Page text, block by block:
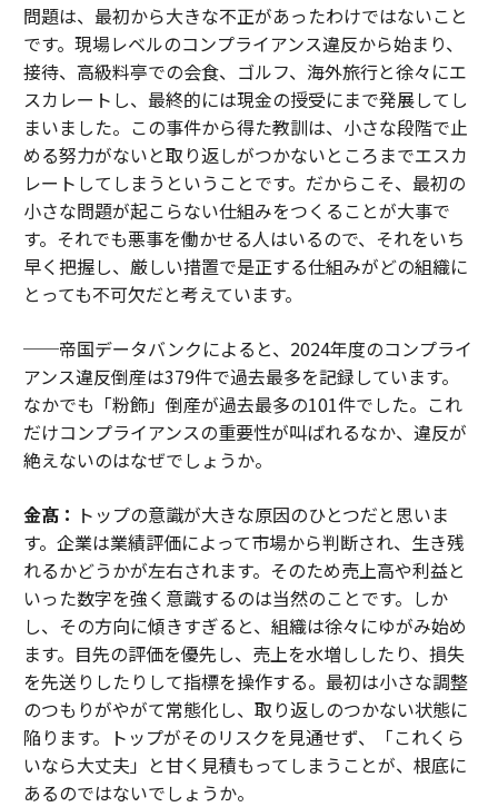
問題は、最初から大きな不正があったわけではないこと
です。現場レベルのコンプライアンス違反から始まり、
接待、高級料亭での会食、ゴルフ、海外旅行と徐々にエ
スカレートし、最終的には現金の授受にまで発展してし
まいました。この事件から得た教訓は、小さな段階で止
める努力がないと取り返しがつかないところまでエスカ
レートしてしまうということです。だからこそ、最初の
小さな問題が起こらない仕組みをつくることが大事で
す。それでも悪事を働かせる人はいるので、それをいち
早く把握し、厳しい措置で是正する仕組みがどの組織に
とっても不可欠だと考えています。
──帝国データバンクによると、2024年度のコンプライ
アンス違反倒産は379件で過去最多を記録しています。
なかでも「粉飾」倒産が過去最多の101件でした。これ
だけコンプライアンスの重要性が叫ばれるなか、違反が
絶えないのはなぜでしょうか。
金髙： トップの意識が大きな原因のひとつだと思いま
す。企業は業績評価によって市場から判断され、生き残
れるかどうかが左右されます。そのため売上高や利益と
いった数字を強く意識するのは当然のことです。しか
し、その方向に傾きすぎると、組織は徐々にゆがみ始め
ます。目先の評価を優先し、売上を水増ししたり、損失
を先送りしたりして指標を操作する。最初は小さな調整
のつもりがやがて常態化し、取り返しのつかない状態に
陥ります。トップがそのリスクを見通せず、「これくら
いなら大丈夫」と甘く見積もってしまうことが、根底に
あるのではないでしょうか。